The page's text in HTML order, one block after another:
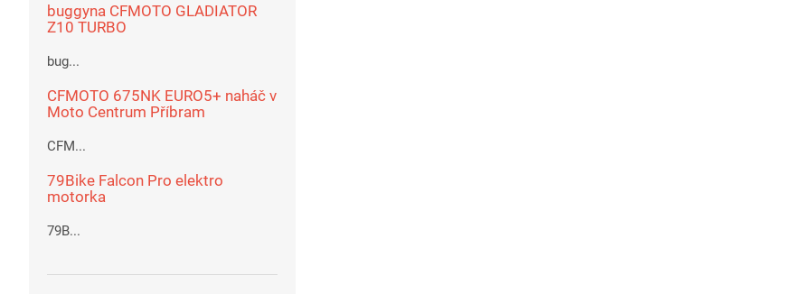
buggyna CFMOTO GLADIATOR
Z10 TURBO
bug...
CFMOTO 675NK EURO5+ naháč v
Moto Centrum Příbram
CFM...
79Bike Falcon Pro elektro
motorka
79B...